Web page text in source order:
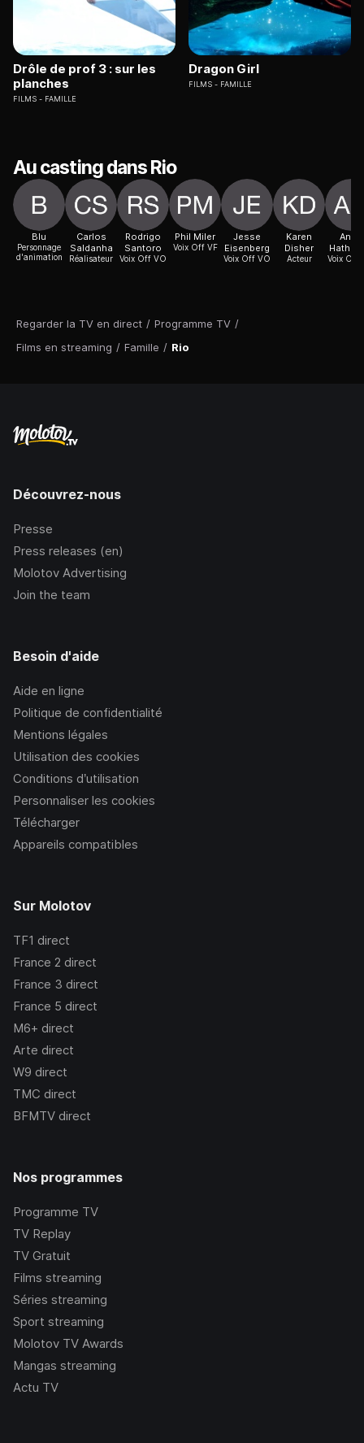
Regarder la TV en direct / Programme TV /
Films en streaming / Famille / Rio
Drôle de prof 3 : sur les
planches
FILMS FAMILLE
Dragon Girl
FILMS FAMILLE
Au casting dans Rio
Blu
Personnage
d'animation
Carlos
Saldanha
Réalisateur
Rodrigo
Santoro
Voix Off VO
Phil Miler
Voix Off VF
Jesse
Eisenberg
Voix Off VO
Karen
Disher
Acteur
Anne
Voix Off
Découvrez-nous
Presse
Press releases (en)
Molotov Advertising
Join the team
Besoin d'aide
Aide en ligne
Politique de confidentialité
Mentions légales
Utilisation des cookies
Conditions d’utilisation
Personnaliser les cookies
Télécharger
Appareils compatibles
Sur Molotov
TF1 direct
France 2 direct
France 3 direct
France 5 direct
M6+ direct
Arte direct
W9 direct
TMC direct
BFMTV direct
Nos programmes
Programme TV
TV Replay
TV Gratuit
Films streaming
Séries streaming
Sport streaming
Molotov TV Awards
Mangas streaming
Actu TV